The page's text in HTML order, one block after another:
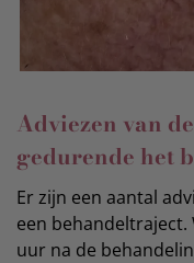
Adviezen van
gedurende het
Er zijn een aantal
een behandeltraject.
uur na de